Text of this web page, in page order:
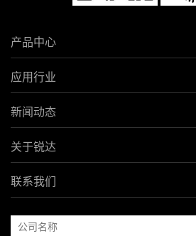
产品中心
应用行业
新闻动态
关于锐达
联系我们